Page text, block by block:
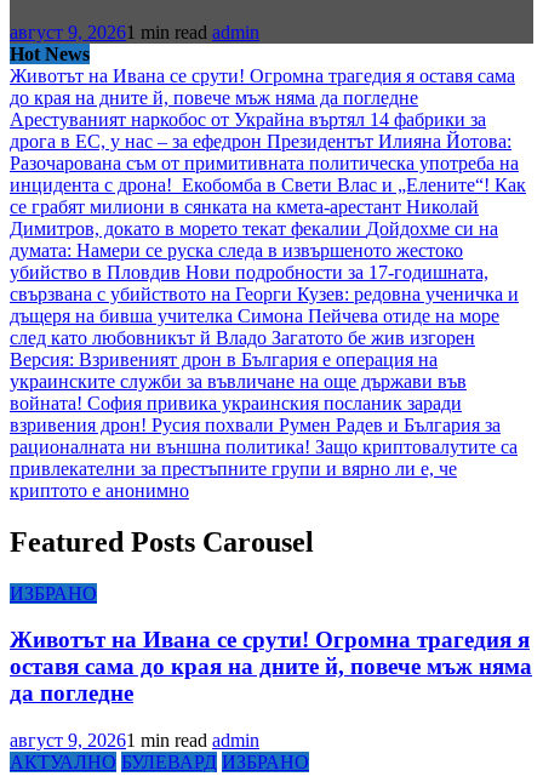
август 9, 20261 min read admin
Hot News
Животът на Ивана се срути! Огромна трагедия я оставя сама
до края на дните й, повече мъж няма да погледне
Арестуваният наркобос от Украйна въртял 14 фабрики за
дрога в ЕС, у нас – за ефедрон Президентът Илияна Йотова:
Разочарована съм от примитивната политическа употреба на
инцидента с дрона! Екобомба в Свети Влас и „Елените“! Как
се грабят милиони в сянката на кмета-арестант Николай
Димитров, докато в морето текат фекалии Дойдохме си на
думата: Намери се руска следа в извършеното жестоко
убийство в Пловдив Нови подробности за 17-годишната,
свързвана с убийството на Георги Кузев: редовна ученичка и
дъщеря на бивша учителка Симона Пейчева отиде на море
след като любовникът й Владо Загатото бе жив изгорен
Версия: Взривеният дрон в България е операция на
украинските служби за въвличане на още държави във
войната! София привика украинския посланик заради
взривения дрон! Русия похвали Румен Радев и България за
рационалната ни външна политика! Защо криптовалутите са
привлекателни за престъпните групи и вярно ли е, че
криптото е анонимно
Featured Posts Carousel
ИЗБРАНО
Животът на Ивана се срути! Огромна трагедия я
оставя сама до края на дните й, повече мъж няма
да погледне
август 9, 20261 min read admin
АКТУАЛНО БУЛЕВАРД ИЗБРАНО